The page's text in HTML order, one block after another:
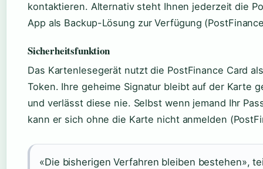
kontaktieren. Alternativ steht Ihnen jederzeit die
App als Backup-Lösung zur Verfügung
Sicherheitsfunktion
Das Kartenlesegerät nutzt die PostFinance Card
Token. Ihre geheime Signatur bleibt auf der Karte
und verlässt diese nie. Selbst wenn jemand Ihr
kann er sich ohne die Karte nicht anmelden
«Die bisherigen Verfahren bleiben bestehen»,